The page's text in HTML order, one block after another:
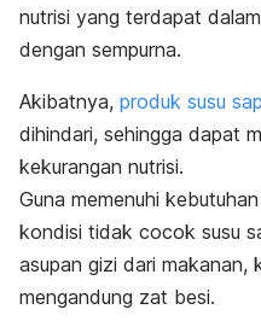
nutrisi yang terdapat
dengan sempurna.
Akibatnya, produk susu
dihindari, sehingga dapat
kekurangan nutrisi.
Guna memenuhi
kondisi tidak cocok susu
asupan gizi dari makanan,
mengandung zat besi.